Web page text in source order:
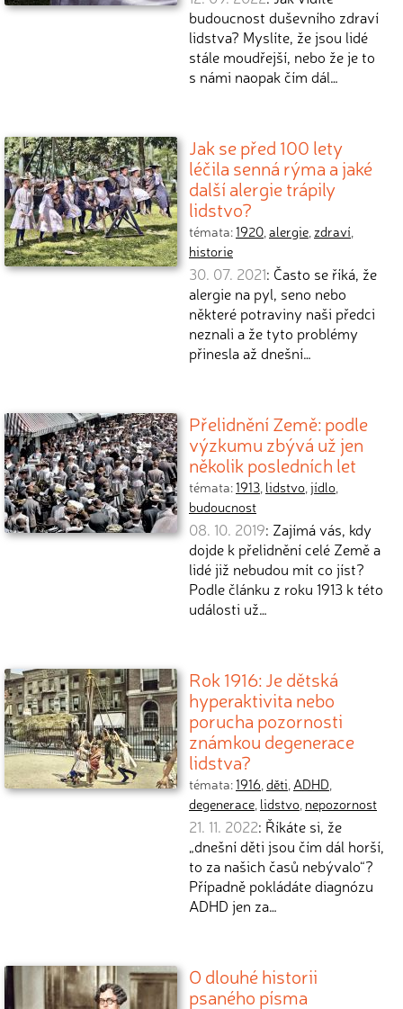
budoucnost duševního zdraví
lidstva? Myslíte, že jsou lidé
stále moudřejší, nebo že je to
s námi naopak čím dál…
Jak se před 100 lety
léčila senná rýma a jaké
další alergie trápily
lidstvo?
témata:1920,alergie, zdraví,
historie
30. 07. 2021: Často se říká, že
alergie na pyl, seno nebo
některé potraviny naši předci
neznali a že tyto problémy
přinesla až dnešní…
Přelidnění Země: podle
výzkumu zbývá už jen
několik posledních let
témata:1913, lidstvo,jídlo,
budoucnost
08. 10. 2019: Zajímá vás, kdy
dojde k přelidnění celé Země a
lidé již nebudou mít co jíst?
Podle článku z roku 1913 k této
události už…
Rok 1916: Je dětská
hyperaktivita nebo
porucha pozornosti
známkou degenerace
lidstva?
témata:1916,děti,ADHD,
degenerace, lidstvo, nepozornost
21. 11. 2022: Říkáte si, že
„dnešní děti jsou čím dál horší,
to za našich časů nebývalo“?
Případně pokládáte diagnózu
ADHD jen za…
O dlouhé historii
psaného písma